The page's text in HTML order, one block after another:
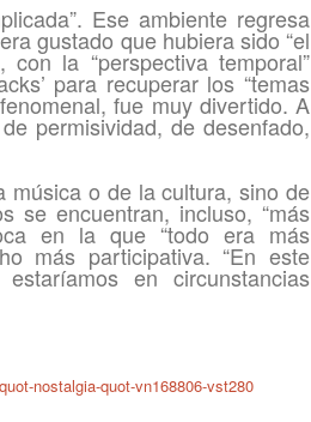
Ese ambiente regresa
gustado que hubiera sido “el
la “perspectiva temporal”
para recuperar los “temas
fue muy divertido. A
permisividad, de desenfado,
música o de la cultura, sino de
se encuentran, incluso, “más
en la que “todo era más
más participativa. “En este
en circunstancias
nostalgia-quot-vn168806-vst280